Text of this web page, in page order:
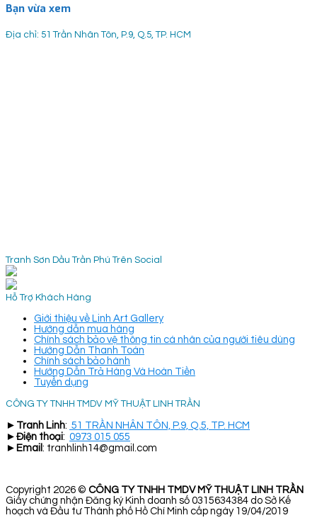
Bạn vừa xem
Địa chỉ: 51 Trần Nhân Tôn, P.9, Q.5, TP. HCM
Tranh Sơn Dầu Trần Phú Trên Social
Hỗ Trợ Khách Hàng
Giới thiệu về Linh Art Gallery
Hướng dẫn mua hàng
Chính sách bảo vệ thông tin cá nhân của người tiêu dùng
Hướng Dẫn Thanh Toán
Chính sách bảo hành
Hướng Dẫn Trả Hàng Và Hoàn Tiền
Tuyển dụng
CÔNG TY TNHH TMDV MỸ THUẬT LINH TRẦN
► Tranh Linh: 51 TRẦN NHÂN TÔN, P.9, Q.5, TP. HCM
► Điện thoại: 0973 015 055
► Email : tranhlinh14@gmail.com
Copyright 2026 © CÔNG TY TNHH TMDV MỸ THUẬT LINH TRẦN
Giấy chứng nhận Đăng ký Kinh doanh số 0315634384 do Sở Kế
hoạch và Đầu tư Thành phố Hồ Chí Minh cấp ngày 19/04/2019